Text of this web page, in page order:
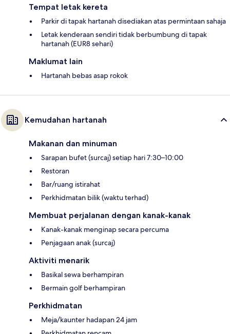
Tempat letak kereta
Parkir di tapak hartanah disediakan atas permintaan sahaja
Letak kenderaan sendiri tidak berbumbung di tapak
hartanah (EUR8 sehari)
Maklumat lain
Hartanah bebas asap rokok
Kemudahan hartanah
Makanan dan minuman
Sarapan bufet (surcaj) setiap hari 7:30–10:00
Restoran
Bar/ruang istirahat
Perkhidmatan bilik (waktu terhad)
Membuat perjalanan dengan kanak-kanak
Kanak-kanak menginap secara percuma
Penjagaan anak (surcaj)
Aktiviti menarik
Basikal sewa berhampiran
Bermain golf berhampiran
Perkhidmatan
Meja/kaunter hadapan 24 jam